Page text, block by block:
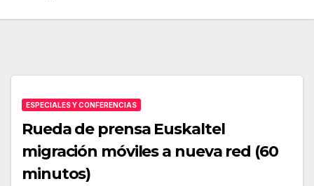
ESPECIALES Y CONFERENCIAS
Rueda de prensa Euskaltel
migración móviles a nueva red (60
minutos)